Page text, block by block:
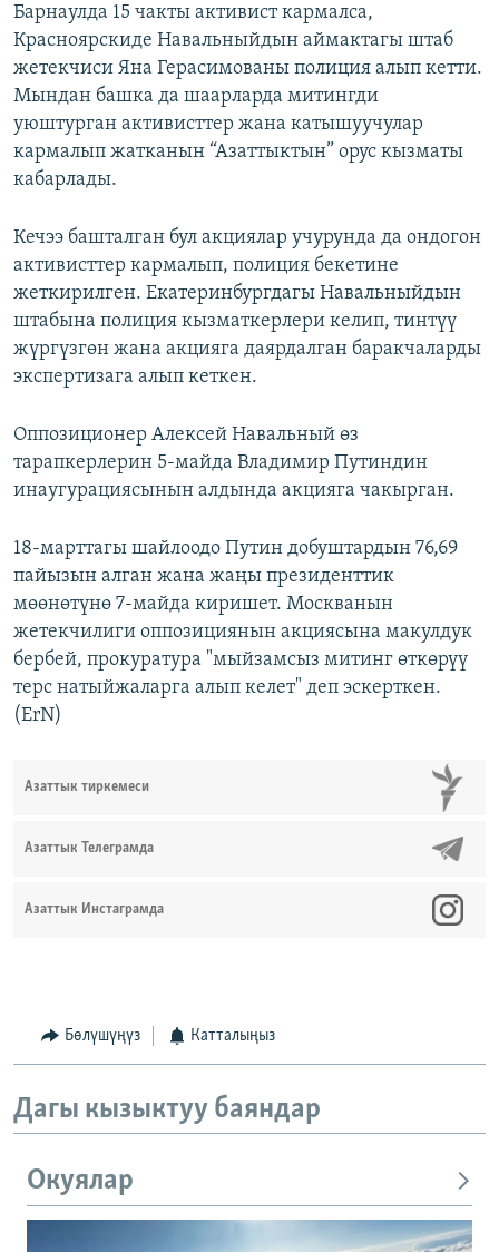
Барнаулда 15 чакты активист кармалса,
Красноярскиде Навальныйдын аймактагы штаб
жетекчиси Яна Герасимованы полиция алып кетти.
Мындан башка да шаарларда митингди
уюштурган активисттер жана катышуучулар
кармалып жатканын “Азаттыктын” орус кызматы
кабарлады.
Кечээ башталган бул акциялар учурунда да ондогон
активисттер кармалып, полиция бекетине
жеткирилген. Екатеринбургдагы Навальныйдын
штабына полиция кызматкерлери келип, тинтүү
жүргүзгөн жана акцияга даярдалган баракчаларды
экспертизага алып кеткен.
Оппозиционер Алексей Навальный өз
тарапкерлерин 5-майда Владимир Путиндин
инаугурациясынын алдында акцияга чакырган.
18-марттагы шайлоодо Путин добуштардын 76,69
пайызын алган жана жаңы президенттик
мөөнөтүнө 7-майда киришет. Москванын
жетекчилиги оппозициянын акциясына макулдук
бербей, прокуратура "мыйзамсыз митинг өткөрүү
терс натыйжаларга алып келет" деп эскерткен.
(ErN)
Азаттык тиркемеси
Азаттык Телеграмда
Азаттык Инстаграмда
Бөлүшүңүз Катталыңыз
Дагы кызыктуу баяндар
Окуялар